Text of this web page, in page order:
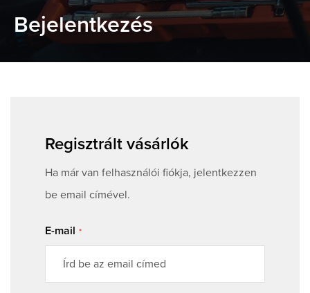
Bejelentkezés
Regisztrált vásárlók
Ha már van felhasználói fiókja, jelentkezzen
be email címével.
E-mail